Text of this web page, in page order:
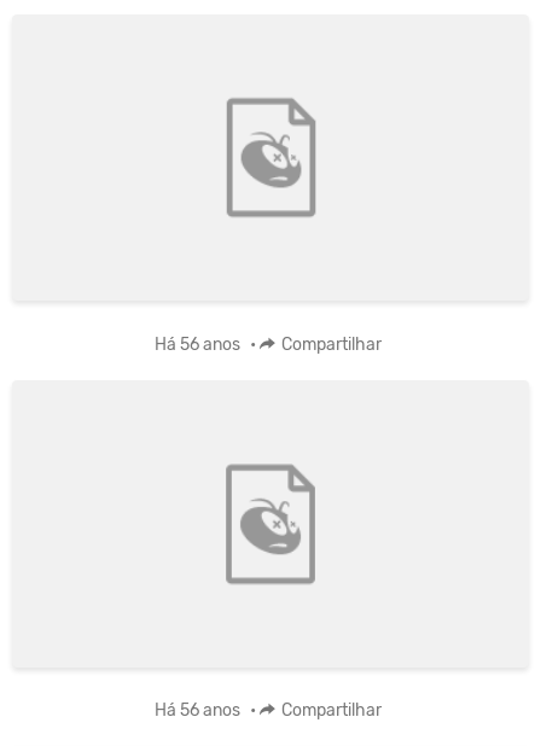
Há 56 anos • Compartilhar
Há 56 anos • Compartilhar